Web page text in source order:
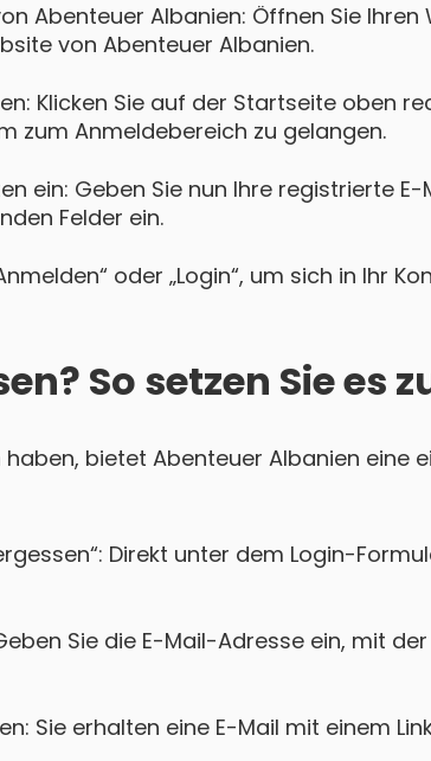
Abenteuer Albanien: Öffnen Sie
von Abenteuer Albanien.
Klicken Sie auf der Startseite oben
zum Anmeldebereich zu gelangen.
ein: Geben Sie nun Ihre registrierte
Felder ein.
oder „Login“, um sich in Ihr
So setzen Sie es
haben, bietet Abenteuer Albanien eine
Direkt unter dem Login-
Sie die E-Mail-Adresse ein, mit
Sie erhalten eine E-Mail mit einem